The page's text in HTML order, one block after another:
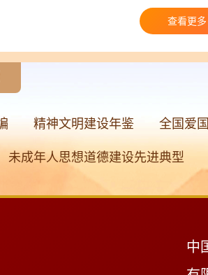
查看更多
精神文明建设年鉴 全国爱
未成年人思想道德建设先进典型
中